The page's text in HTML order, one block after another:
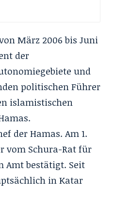
März 2006 bis Juni
der
und
politischen Führer
islamistischen
der Hamas. Am 1.
vom Schura-Rat für
Amt bestätigt. Seit
in Katar